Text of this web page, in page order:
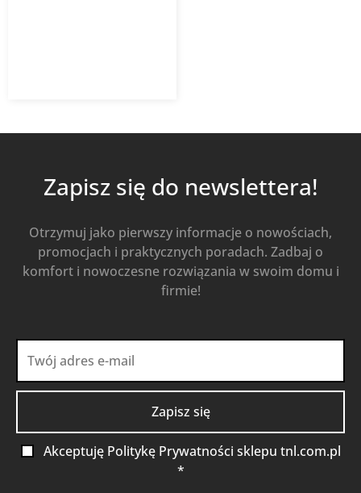
Zapisz się do newslettera!
Otrzymuj jako pierwszy informacje o nowościach,
promocjach i praktycznych poradach. Zadbaj o
komfort i nowoczesne rozwiązania w swoim domu i
firmie!
Akceptuję Politykę Prywatności sklepu tnl.com.pl
*